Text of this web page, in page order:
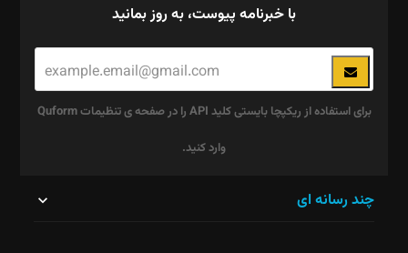
با خبرنامه پیوست، به روز بمانید
برای استفاده از ریکپچا بایستی کلید API را در صفحه ی تنظیمات Quform
وارد کنید.
چند رسانه ای